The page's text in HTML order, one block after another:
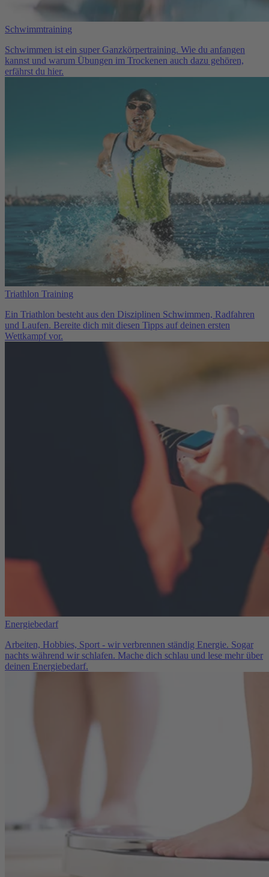
Schwimmtraining
Schwimmen ist ein super Ganzkörpertraining. Wie du anfangen
kannst und warum Übungen im Trockenen auch dazu gehören,
erfährst du hier.
Triathlon Training
Ein Triathlon besteht aus den Disziplinen Schwimmen, Radfahren
und Laufen. Bereite dich mit diesen Tipps auf deinen ersten
Wettkampf vor.
Energiebedarf
Arbeiten, Hobbies, Sport - wir verbrennen ständig Energie. Sogar
nachts während wir schlafen. Mache dich schlau und lese mehr über
deinen Energiebedarf.